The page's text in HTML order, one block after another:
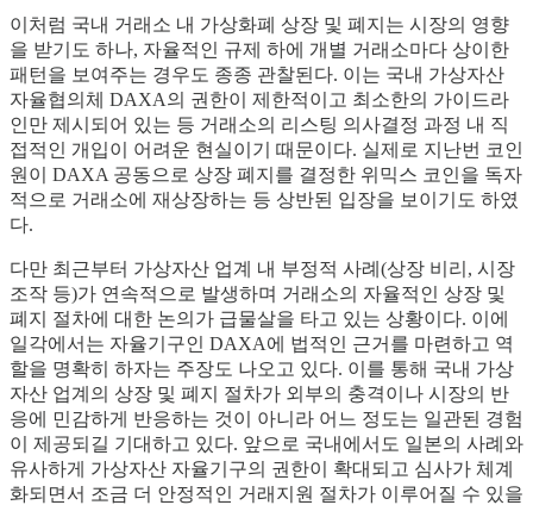
이처럼 국내 거래소 내 가상화폐 상장 및 폐지는 시장의 영향
을 받기도 하나, 자율적인 규제 하에 개별 거래소마다 상이한
패턴을 보여주는 경우도 종종 관찰된다. 이는 국내 가상자산
자율협의체 DAXA의 권한이 제한적이고 최소한의 가이드라
인만 제시되어 있는 등 거래소의 리스팅 의사결정 과정 내 직
접적인 개입이 어려운 현실이기 때문이다. 실제로 지난번 코인
원이 DAXA 공동으로 상장 폐지를 결정한 위믹스 코인을 독자
적으로 거래소에 재상장하는 등 상반된 입장을 보이기도 하였
다.
다만 최근부터 가상자산 업계 내 부정적 사례(상장 비리, 시장
조작 등)가 연속적으로 발생하며 거래소의 자율적인 상장 및
폐지 절차에 대한 논의가 급물살을 타고 있는 상황이다. 이에
일각에서는 자율기구인 DAXA에 법적인 근거를 마련하고 역
할을 명확히 하자는 주장도 나오고 있다. 이를 통해 국내 가상
자산 업계의 상장 및 폐지 절차가 외부의 충격이나 시장의 반
응에 민감하게 반응하는 것이 아니라 어느 정도는 일관된 경험
이 제공되길 기대하고 있다. 앞으로 국내에서도 일본의 사례와
유사하게 가상자산 자율기구의 권한이 확대되고 심사가 체계
화되면서 조금 더 안정적인 거래지원 절차가 이루어질 수 있을